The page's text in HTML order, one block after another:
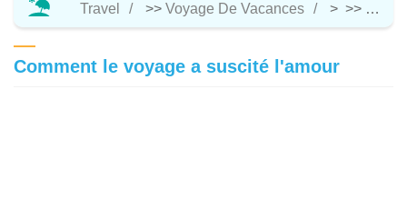
Travel >> Voyage De Vacances > >>
Comment le voyage a suscité l'amour